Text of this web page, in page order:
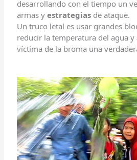
desarrollando con el tiempo un
armas yestrategias de ataque.
Un truco letal es usar grandes
reducir la temperatura del agua
víctima de la broma una